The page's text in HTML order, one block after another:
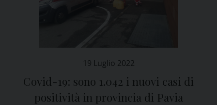
19 Luglio 2022
Covid-19: sono 1.042 i nuovi casi di
positività in provincia di Pavia